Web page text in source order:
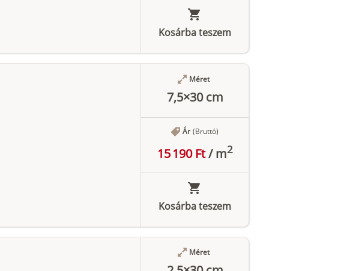
Kosárba teszem
Méret
7,5×30 cm
Ár (Bruttó)
15 190 Ft/m2
Kosárba teszem
Méret